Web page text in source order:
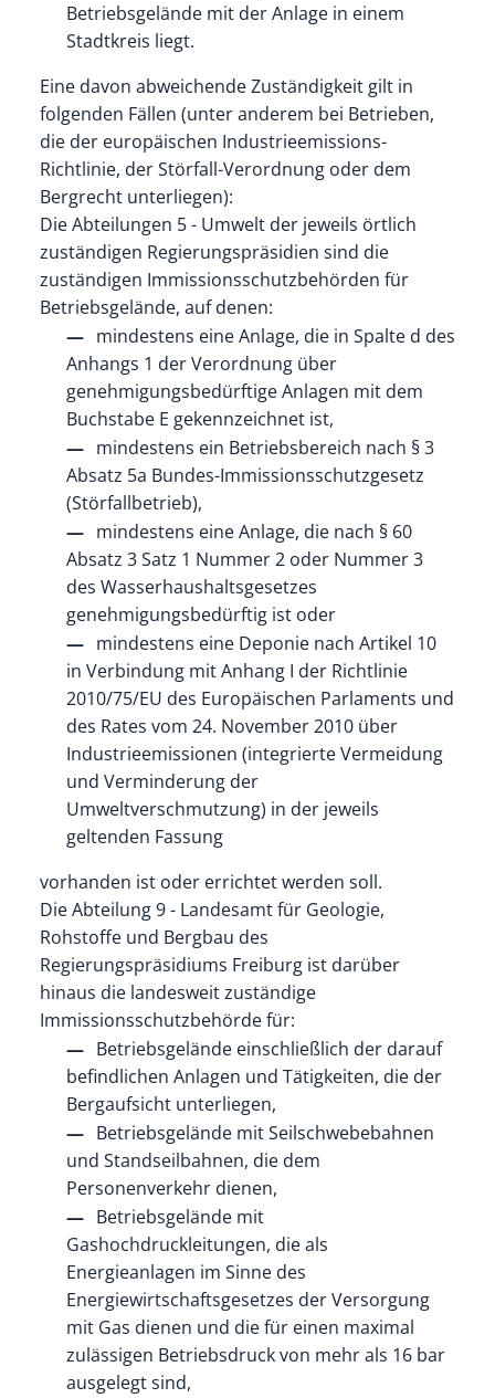
Betriebsgelände mit der Anlage in einem
Stadtkreis liegt.
Eine davon abweichende Zuständigkeit gilt in
folgenden Fällen (unter anderem bei Betrieben,
die der europäischen Industrieemissions-
Richtlinie, der Störfall-Verordnung oder dem
Bergrecht unterliegen):
Die Abteilungen 5 - Umwelt der jeweils örtlich
zuständigen Regierungspräsidien sind die
zuständigen Immissionsschutzbehörden für
Betriebsgelände, auf denen:
mindestens eine Anlage, die in Spalte d des
Anhangs 1 der Verordnung über
genehmigungsbedürftige Anlagen mit dem
Buchstabe E gekennzeichnet ist,
mindestens ein Betriebsbereich nach § 3
Absatz 5a Bundes-Immissionsschutzgesetz
(Störfallbetrieb),
mindestens eine Anlage, die nach § 60
Absatz 3 Satz 1 Nummer 2 oder Nummer 3
des Wasserhaushaltsgesetzes
genehmigungsbedürftig ist oder
mindestens eine Deponie nach Artikel 10
in Verbindung mit Anhang I der Richtlinie
2010/75/EU des Europäischen Parlaments und
des Rates vom 24. November 2010 über
Industrieemissionen (integrierte Vermeidung
und Verminderung der
Umweltverschmutzung) in der jeweils
geltenden Fassung
vorhanden ist oder errichtet werden soll.
Die Abteilung 9 - Landesamt für Geologie,
Rohstoffe und Bergbau des
Regierungspräsidiums Freiburg ist darüber
hinaus die landesweit zuständige
Immissionsschutzbehörde für:
Betriebsgelände einschließlich der darauf
befindlichen Anlagen und Tätigkeiten, die der
Bergaufsicht unterliegen,
Betriebsgelände mit Seilschwebebahnen
und Standseilbahnen, die dem
Personenverkehr dienen,
Betriebsgelände mit
Gashochdruckleitungen, die als
Energieanlagen im Sinne des
Energiewirtschaftsgesetzes der Versorgung
mit Gas dienen und die für einen maximal
zulässigen Betriebsdruck von mehr als 16 bar
ausgelegt sind,